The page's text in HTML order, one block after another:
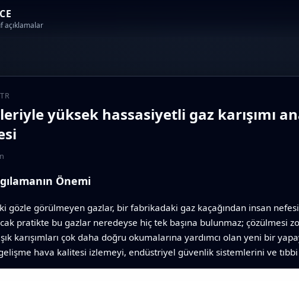
açıklamalar
yüksek hassasiyetli gaz karışımı
Önemi
gözle görülmeyen gazlar, bir fabrikadaki gaz kaçağından insan
pratikte bu gazlar neredeyse hiç tek başına bulunmaz; çözülmesi
karışımları çok daha doğru okumalarına yardımcı olan yeni bir
hava kalitesi izlemeyi, endüstriyel güvenlik sistemlerini ve